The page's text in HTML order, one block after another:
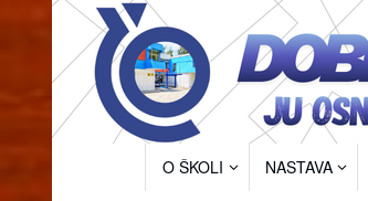
O ŠKOLI NASTAVA